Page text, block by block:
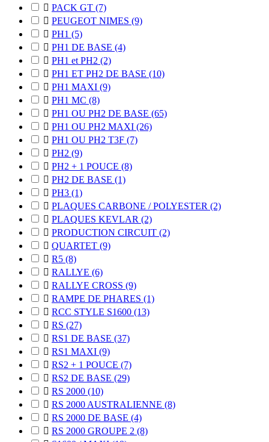
 PACK GT (7)
 PEUGEOT NIMES (9)
 PH1 (5)
 PH1 DE BASE (4)
 PH1 et PH2 (2)
 PH1 ET PH2 DE BASE (10)
 PH1 MAXI (9)
 PH1 MC (8)
 PH1 OU PH2 DE BASE (65)
 PH1 OU PH2 MAXI (26)
 PH1 OU PH2 T3F (7)
 PH2 (9)
 PH2 + 1 POUCE (8)
 PH2 DE BASE (1)
 PH3 (1)
 PLAQUES CARBONE / POLYESTER (2)
 PLAQUES KEVLAR (2)
 PRODUCTION CIRCUIT (2)
 QUARTET (9)
 R5 (8)
 RALLYE (6)
 RALLYE CROSS (9)
 RAMPE DE PHARES (1)
 RCC STYLE S1600 (13)
 RS (27)
 RS1 DE BASE (37)
 RS1 MAXI (9)
 RS2 + 1 POUCE (7)
 RS2 DE BASE (29)
 RS 2000 (10)
 RS 2000 AUSTRALIENNE (8)
 RS 2000 DE BASE (4)
 RS 2000 GROUPE 2 (8)